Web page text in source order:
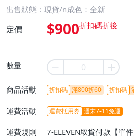
出售狀態：現貨/n成色：全新
定價 $900
數量
商品活動 折扣碼 滿800折60 折扣碼
運費活動 運費抵用券 週末7-11免運
運費規則
7-ELEVEN取貨付款【單